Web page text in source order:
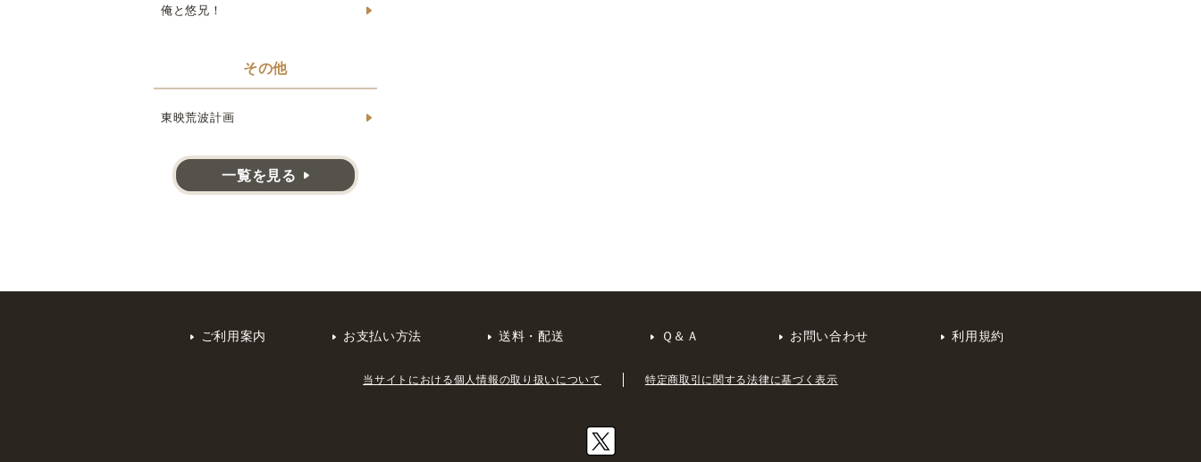
俺と悠兄！
その他
東映荒波計画
一覧を見る
ご利用案内 お支払い方法 送料・配送 Ｑ＆Ａ お問い合わせ 利用規約
当サイトにおける個人情報の取り扱いについて 特定商取引に関する法律に基づく表示